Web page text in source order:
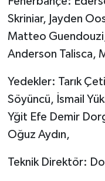
Skriniar, Jayden
Matteo
Anderson Talisca,
Yedekler: Tarık
Söyüncü, İsmail
Yğit Efe Demir
Oğuz Aydın,
Teknik Direktör: